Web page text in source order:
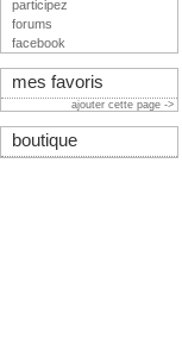
participez
forums
facebook
mes favoris
ajouter cette page ->
boutique